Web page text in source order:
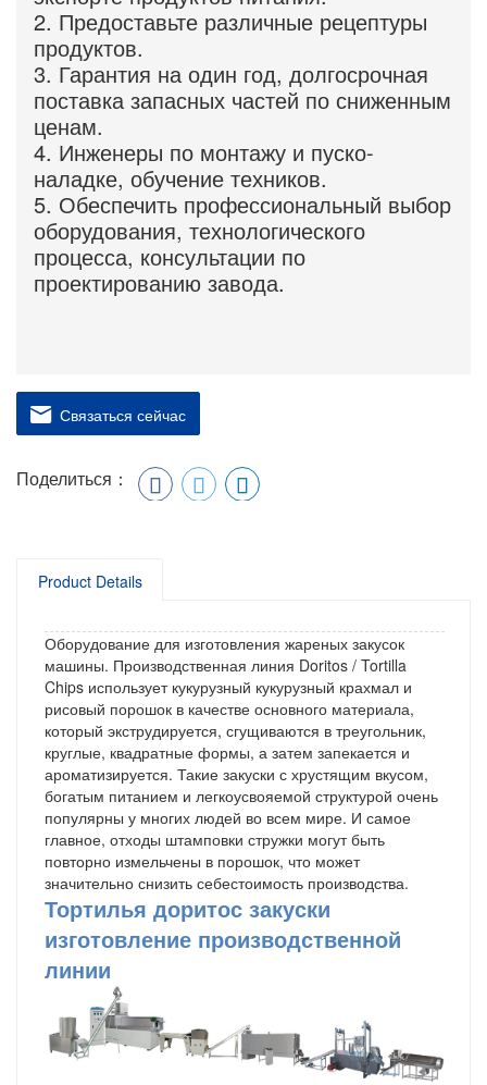
2. Предоставьте различные рецептуры
продуктов.
3. Гарантия на один год, долгосрочная
поставка запасных частей по сниженным
ценам.
4. Инженеры по монтажу и пуско-
наладке, обучение техников.
5. Обеспечить профессиональный выбор
оборудования, технологического
процесса, консультации по
проектированию завода.
Связаться сейчас
Поделиться：
Product Details
Оборудование для изготовления жареных закусок
машины. Производственная линия Doritos / Tortilla
Chips использует кукурузный кукурузный крахмал и
рисовый порошок в качестве основного материала,
который экструдируется, сгущиваются в треугольник,
круглые, квадратные формы, а затем запекается и
ароматизируется. Такие закуски с хрустящим вкусом,
богатым питанием и легкоусвояемой структурой очень
популярны у многих людей во всем мире. И самое
главное, отходы штамповки стружки могут быть
повторно измельчены в порошок, что может
значительно снизить себестоимость производства.
Тортилья доритос закуски
изготовление производственной
линии